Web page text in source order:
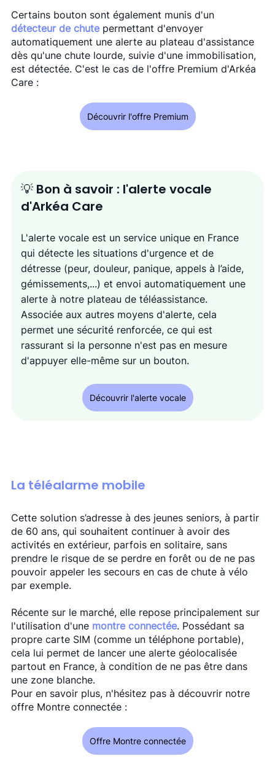
Certains bouton sont également munis d'un
détecteur de chute permettant d'envoyer
automatiquement une alerte au plateau d'assistance
dès qu'une chute lourde, suivie d'une immobilisation,
est détectée. C'est le cas de l'offre Premium d'Arkéa
Care :
Découvrir l'offre Premium
💡 Bon à savoir : l'alerte vocale
d'Arkéa Care
L'alerte vocale est un service unique en France
qui détecte les situations d'urgence et de
détresse (peur, douleur, panique, appels à l’aide,
gémissements,...) et envoi automatiquement une
alerte à notre plateau de téléassistance.
Associée aux autres moyens d'alerte, cela
permet une sécurité renforcée, ce qui est
rassurant si la personne n'est pas en mesure
d'appuyer elle-même sur un bouton.
Découvrir l'alerte vocale
La téléalarme mobile
Cette solution s’adresse à des jeunes seniors, à partir
de 60 ans, qui souhaitent continuer à avoir des
activités en extérieur, parfois en solitaire, sans
prendre le risque de se perdre en forêt ou de ne pas
pouvoir appeler les secours en cas de chute à vélo
par exemple.
Récente sur le marché, elle repose principalement sur
l'utilisation d'une montre connectée. Possédant sa
propre carte SIM (comme un téléphone portable),
cela lui permet de lancer une alerte géolocalisée
partout en France, à condition de ne pas être dans
une zone blanche.
Pour en savoir plus, n'hésitez pas à découvrir notre
offre Montre connectée :
Offre Montre connectée